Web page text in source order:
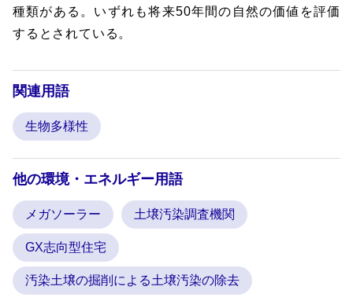
種類がある。いずれも将来50年間の自然の価値を評価
するとされている。
関連用語
生物多様性
他の環境・エネルギー用語
メガソーラー 土壌汚染調査機関
GX志向型住宅
汚染土壌の掘削による土壌汚染の除去